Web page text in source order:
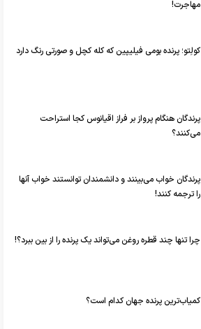
مهاجرت!
کولِتو؛ پرنده بومی فیلیپین که کله کچل و صورتی رنگ دارد
پرندگان هنگام پرواز بر فراز اقیانوس‌ کجا استراحت
می‌کنند؟
پرندگان خواب می‌بینند و دانشمندان توانستند خواب آنها
را ترجمه کنند!
چرا تنها چند قطره روغن می‌تواند یک پرنده را از بین ببرد؟!
کمیاب‌ترین پرنده جهان کدام است؟